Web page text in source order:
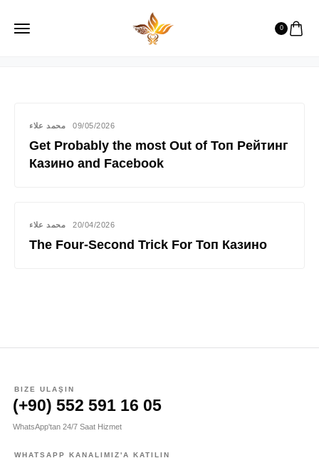
0
казино на реальные деньги
محمد علاء 09/05/2026
Get Probably the most Out of Топ Рейтинг
Казино and Facebook
محمد علاء 20/04/2026
The Four-Second Trick For Топ Казино
BIZE ULAŞIN
(+90) 552 591 16 05
WhatsApp'tan 24/7 Saat Hizmet
WHATSAPP KANALIMIZ'A KATILIN